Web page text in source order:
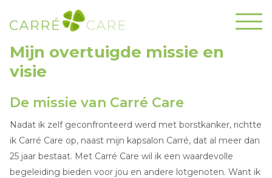
Mijn overtuigde missie en
visie
De missie van Carré Care
Nadat ik zelf geconfronteerd werd met borstkanker, richtte
ik Carré Care op, naast mijn kapsalon Carré, dat al meer dan
25 jaar bestaat. Met Carré Care wil ik een waardevolle
begeleiding bieden voor jou en andere lotgenoten. Want ik